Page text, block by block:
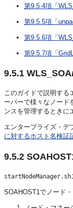
第9.5.4項「
第9.5.5項「
第9.5.6項「
第9.5.7項「
9.5.1 WLS_SOA
このガイドで説明する
ーバーで様々なノード
ンスを管理するときに
エンタープライズ・デ
に対するホスト名検証
9.5.2
startNodeManager.sh
SOAHOST1でノード